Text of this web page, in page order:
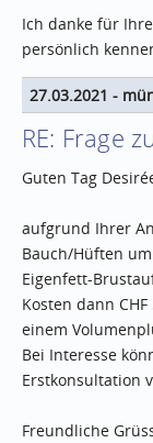
Ich danke für
persönlich
27.03.2021 -
RE: Frage
Guten Tag
aufgrund Ihrer
Bauch/Hüften
Eigenfett-
Kosten dann
einem
Bei Interesse
Erstkonsultation
Freundliche